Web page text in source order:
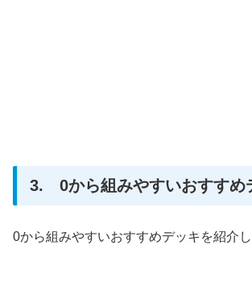
3. 0から組みやすいおすすめ
0から組みやすいおすすめデッキを紹介し